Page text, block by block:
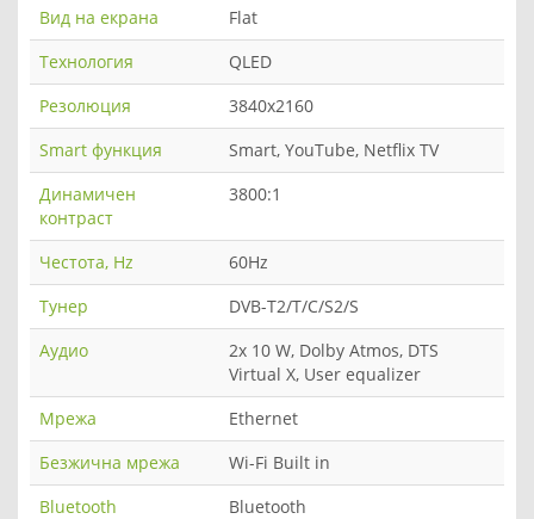
Вид на екрана
Flat
Технология
QLED
Резолюция
3840x2160
Smart функция
Smart, YouTube, Netflix TV
Динамичен
контраст
3800:1
Честота, Hz
60Hz
Тунер
DVB-T2/T/C/S2/S
Аудио
2x 10 W, Dolby Atmos, DTS
Virtual X, User equalizer
Мрежа
Ethernet
Безжична мрежа
Wi-Fi Built in
Bluetooth
Bluetooth